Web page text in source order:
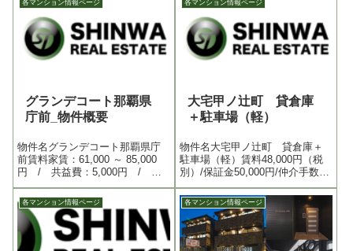
各マンション情報ページ
グランデコート那覇県
庁前_物件概要
物件名グランデコート那覇県庁
前賃料家賃：61,000 ～ 85,000
円 / 共益費：5,000円 / 水
道代：実費 / 敷金：なし /
礼金：家賃1ヶ月（ペット飼育の
場合2ヶ月） / 更新料：10,000
円税別（２年更新） / ハウス
ク...
各マンション情報ページ
大宅甲ノ辻町 貸倉庫
＋駐車場（軽）
物件名大宅甲ノ辻町 貸倉庫＋
駐車場（軽）賃料48,000円（税
別）/保証金50,000円/仲介手数料
48,000円（税別）住所京都府京
都市山科区大宅甲ノ辻町116-4面
積駐車場約4.4ｍ×2.2ｍ 倉庫約
6畳
各マンション情報ページ 各マンション情報ページ